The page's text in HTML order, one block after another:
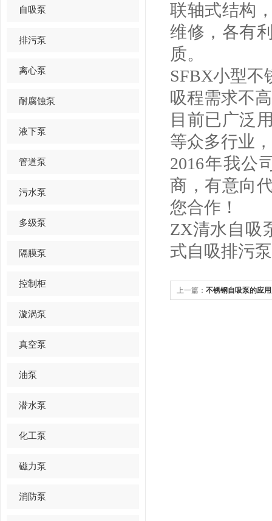
自吸泵
排污泵
离心泵
耐腐蚀泵
液下泵
管道泵
污水泵
多级泵
隔膜泵
控制柜
漩涡泵
真空泵
油泵
潜水泵
化工泵
磁力泵
消防泵
联轴式结构
维修，各有
质。
SFBX小型不
吸程需求不
目前已广泛
等众多行业
2016年我公
商，有意向
您合作！
ZX清水自吸
式自吸排污
上一篇： 不锈钢自吸泵的应